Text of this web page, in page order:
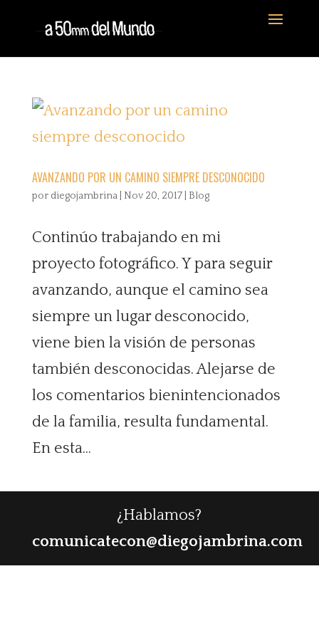
AVANZANDO POR UN CAMINO SIEMPRE DESCONOCIDO
por diegojambrina| Nov 20, 2017| Blog
Continúo trabajando en mi
proyecto fotográfico. Y para seguir
avanzando, aunque el camino sea
siempre un lugar desconocido,
viene bien la visión de personas
también desconocidas. Alejarse de
los comentarios bienintencionados
de la familia, resulta fundamental.
En esta...
¿Hablamos?
comunicatecon@diegojambrina.com